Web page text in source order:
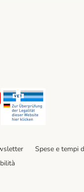
Security
Spese e tempi